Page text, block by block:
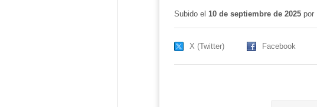
educativo
Subido el 10 de septiembre de 2025por
X (Twitter) Facebook